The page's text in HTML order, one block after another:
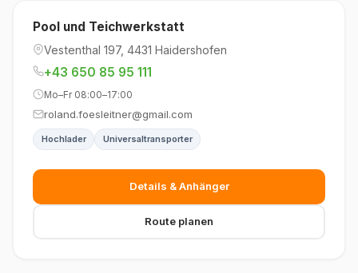
Pool und Teichwerkstatt
Vestenthal 197, 4431 Haidershofen
+43 650 85 95 111
Mo–Fr 08:00–17:00
roland.foesleitner@gmail.com
Hochlader Universaltransporter
Details & Anhänger
Route planen